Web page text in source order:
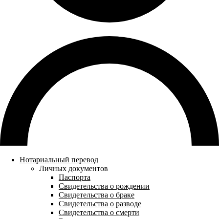
Нотариальный перевод
Личных документов
Паспорта
Свидетельства о рождении
Свидетельства о браке
Свидетельства о разводе
Свидетельства о смерти